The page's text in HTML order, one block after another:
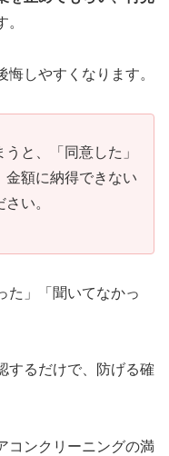
しやすくなります。
と、「同意した」
金額に納得できない
い。
た」「聞いてなかっ
するだけで、防げる確
コンクリーニングの満